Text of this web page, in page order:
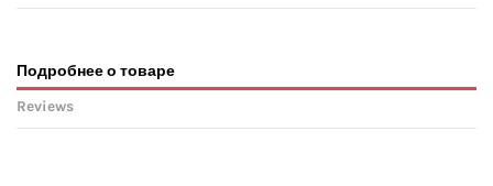
Подробнее о товаре
Reviews